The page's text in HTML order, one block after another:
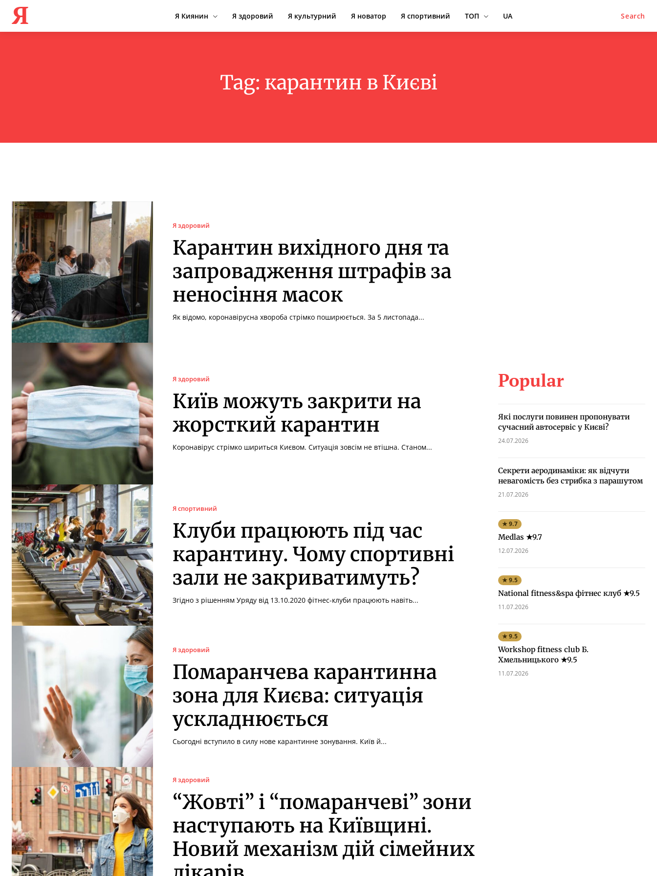
Я Я Киянин Я здоровий Я культурний Я новатор Я спортивний ТОП UA Search
Tag: карантин в Києві
Я здоровий
Карантин вихідного дня та
запровадження штрафів за
неносіння масок
Як відомо, коронавірусна хвороба стрімко поширюється. За 5 листопада...
Я здоровий
Київ можуть закрити на
жорсткий карантин
Коронавірус стрімко шириться Києвом. Ситуація зовсім не втішна. Станом...
Я спортивний
Клуби працюють під час
карантину. Чому спортивні
зали не закриватимуть?
Згідно з рішенням Уряду від 13.10.2020 фітнес-клуби працюють навіть...
Я здоровий
Помаранчева карантинна
зона для Києва: ситуація
ускладнюється
Сьогодні вступило в силу нове карантинне зонування. Київ й...
Я здоровий
“Жовті” і “помаранчеві” зони
наступають на Київщині.
Новий механізм дій сімейних
Popular
Які послуги повинен пропонувати
сучасний автосервіс у Києві?
24.07.2026
Секрети аеродинаміки: як відчути
невагомість без стрибка з парашутом
21.07.2026
★ 9.7
Medlas ★9.7
12.07.2026
★ 9.5
National fitness&spa фітнес клуб ★9.5
11.07.2026
★ 9.5
Workshop fitness club Б.
Хмельницького ★9.5
11.07.2026